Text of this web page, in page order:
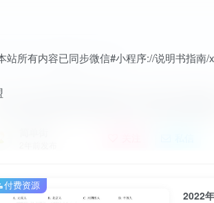
站所有内容已同步微信#小程序://说明书指南
中考 中考真题 正文
年吉林省长春市中考历史真
2022
付费资源